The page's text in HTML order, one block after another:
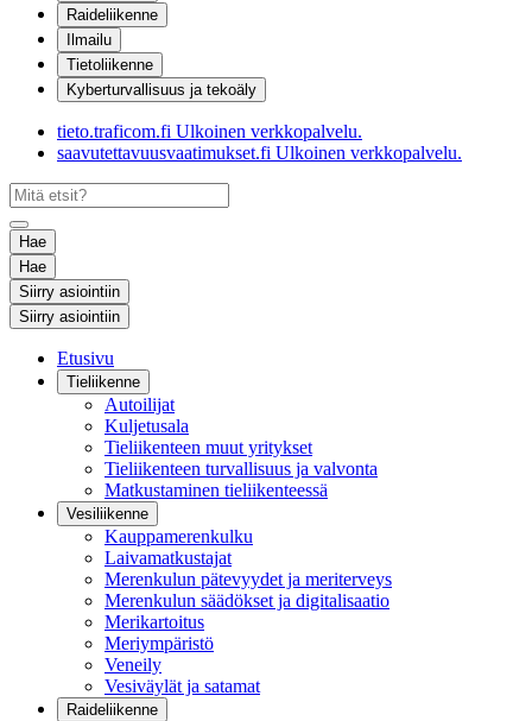
Raideliikenne
Ilmailu
Tietoliikenne
Kyberturvallisuus ja tekoäly
tieto.traficom.fi Ulkoinen verkkopalvelu.
saavutettavuusvaatimukset.fi Ulkoinen verkkopalvelu.
Hae
Hae
Siirry asiointiin
Siirry asiointiin
Etusivu
Tieliikenne
Autoilijat
Kuljetusala
Tieliikenteen muut yritykset
Tieliikenteen turvallisuus ja valvonta
Matkustaminen tieliikenteessä
Vesiliikenne
Kauppamerenkulku
Laivamatkustajat
Merenkulun pätevyydet ja meriterveys
Merenkulun säädökset ja digitalisaatio
Merikartoitus
Meriympäristö
Veneily
Vesiväylät ja satamat
Raideliikenne